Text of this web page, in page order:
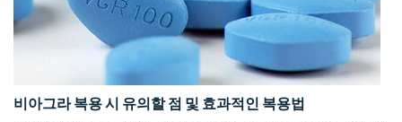
비아그라 복용 시 유의할 점 및 효과적인 복용법